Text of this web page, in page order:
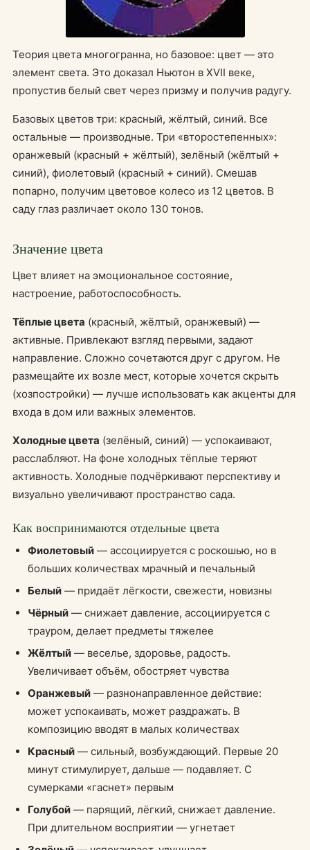
Теория цвета многогранна, но базовое: цвет — это
элемент света. Это доказал Ньютон в XVII веке,
пропустив белый свет через призму и получив радугу.
Базовых цветов три: красный, жёлтый, синий. Все
остальные — производные. Три «второстепенных»:
оранжевый (красный + жёлтый), зелёный (жёлтый +
синий), фиолетовый (красный + синий). Смешав
попарно, получим цветовое колесо из 12 цветов. В
саду глаз различает около 130 тонов.
Значение цвета
Цвет влияет на эмоциональное состояние,
настроение, работоспособность.
Тёплые цвета (красный, жёлтый, оранжевый) —
активные. Привлекают взгляд первыми, задают
направление. Сложно сочетаются друг с другом. Не
размещайте их возле мест, которые хочется скрыть
(хозпостройки) — лучше использовать как акценты для
входа в дом или важных элементов.
Холодные цвета (зелёный, синий) — успокаивают,
расслабляют. На фоне холодных тёплые теряют
активность. Холодные подчёркивают перспективу и
визуально увеличивают пространство сада.
Как воспринимаются отдельные цвета
Фиолетовый — ассоциируется с роскошью, но в
больших количествах мрачный и печальный
Белый — придаёт лёгкости, свежести, новизны
Чёрный — снижает давление, ассоциируется с
трауром, делает предметы тяжелее
Жёлтый — веселье, здоровье, радость.
Увеличивает объём, обостряет чувства
Оранжевый — разнонаправленное действие:
может успокаивать, может раздражать. В
композицию вводят в малых количествах
Красный — сильный, возбуждающий. Первые 20
минут стимулирует, дальше — подавляет. С
сумерками «гаснет» первым
Голубой — парящий, лёгкий, снижает давление.
При длительном восприятии — угнетает